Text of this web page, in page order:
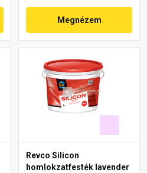
Megnézem
Revco Silicon
homlokzatfesték lavender